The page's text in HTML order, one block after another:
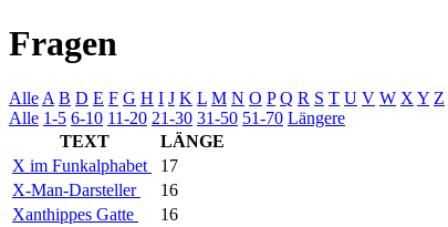
Fragen
Alle A B D E F G H I J K L M N O P Q R S T U V W X Y Z
Alle 1-5 6-10 11-20 21-30 31-50 51-70 Längere
TEXT
LÄNGE
X im Funkalphabet
17
X-Man-Darsteller
16
Xanthippes Gatte
16